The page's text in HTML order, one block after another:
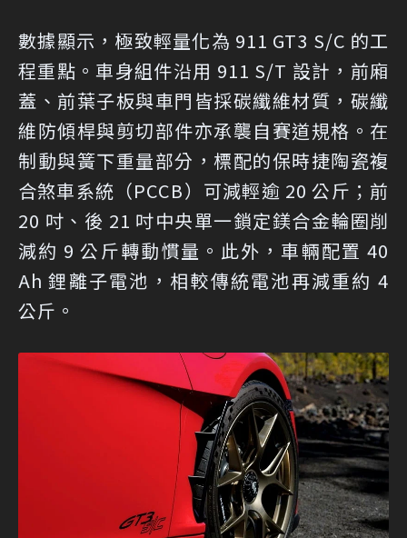
數據顯示，極致輕量化為 911 GT3 S/C 的工
程重點。車身組件沿用 911 S/T 設計，前廂
蓋、前葉子板與車門皆採碳纖維材質，碳纖
維防傾桿與剪切部件亦承襲自賽道規格。在
制動與簧下重量部分，標配的保時捷陶瓷複
合煞車系統（PCCB）可減輕逾 20 公斤；前
20 吋、後 21 吋中央單一鎖定鎂合金輪圈削
減約 9 公斤轉動慣量。此外，車輛配置 40
Ah 鋰離子電池，相較傳統電池再減重約 4
公斤。